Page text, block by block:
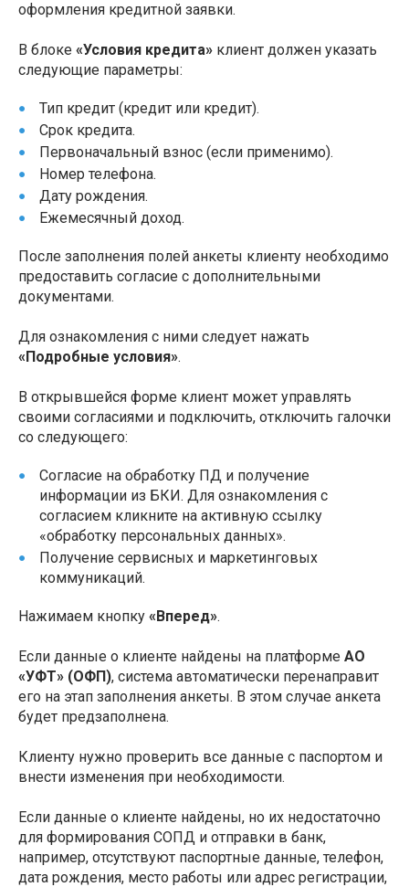
оформления кредитной заявки.
В блоке «Условия кредита» клиент должен указать
следующие параметры:
Тип кредит (кредит или кредит).
Срок кредита.
Первоначальный взнос (если применимо).
Номер телефона.
Дату рождения.
Ежемесячный доход.
После заполнения полей анкеты клиенту необходимо
предоставить согласие с дополнительными
документами.
Для ознакомления с ними следует нажать
«Подробные условия».
В открывшейся форме клиент может управлять
своими согласиями и подключить, отключить галочки
со следующего:
Согласие на обработку ПД и получение
информации из БКИ. Для ознакомления с
согласием кликните на активную ссылку
«обработку персональных данных».
Получение сервисных и маркетинговых
коммуникаций.
Нажимаем кнопку «Вперед».
Если данные о клиенте найдены на платформе АО
«УФТ» (ОФП), система автоматически перенаправит
его на этап заполнения анкеты. В этом случае анкета
будет предзаполнена.
Клиенту нужно проверить все данные с паспортом и
внести изменения при необходимости.
Если данные о клиенте найдены, но их недостаточно
для формирования СОПД и отправки в банк,
например, отсутствуют паспортные данные, телефон,
дата рождения, место работы или адрес регистрации,